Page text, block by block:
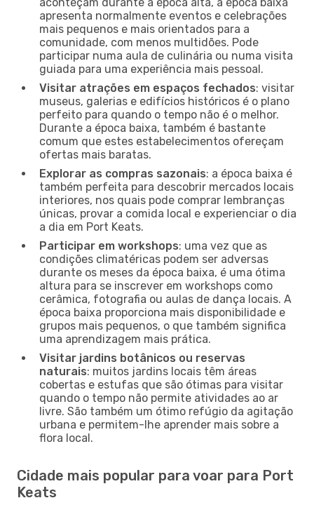
apresenta normalmente eventos e celebrações
mais pequenos e mais orientados para a
comunidade, com menos multidões. Pode
participar numa aula de culinária ou numa visita
guiada para uma experiência mais pessoal.
Visitar atrações em espaços fechados: visitar
museus, galerias e edifícios históricos é o plano
perfeito para quando o tempo não é o melhor.
Durante a época baixa, também é bastante
comum que estes estabelecimentos ofereçam
ofertas mais baratas.
Explorar as compras sazonais: a época baixa é
também perfeita para descobrir mercados locais
interiores, nos quais pode comprar lembranças
únicas, provar a comida local e experienciar o dia
a dia em Port Keats.
Participar em workshops: uma vez que as
condições climatéricas podem ser adversas
durante os meses da época baixa, é uma ótima
altura para se inscrever em workshops como
cerâmica, fotografia ou aulas de dança locais. A
época baixa proporciona mais disponibilidade e
grupos mais pequenos, o que também significa
uma aprendizagem mais prática.
Visitar jardins botânicos ou reservas
naturais: muitos jardins locais têm áreas
cobertas e estufas que são ótimas para visitar
quando o tempo não permite atividades ao ar
livre. São também um ótimo refúgio da agitação
urbana e permitem-lhe aprender mais sobre a
flora local.
Cidade mais popular para voar para Port
Keats